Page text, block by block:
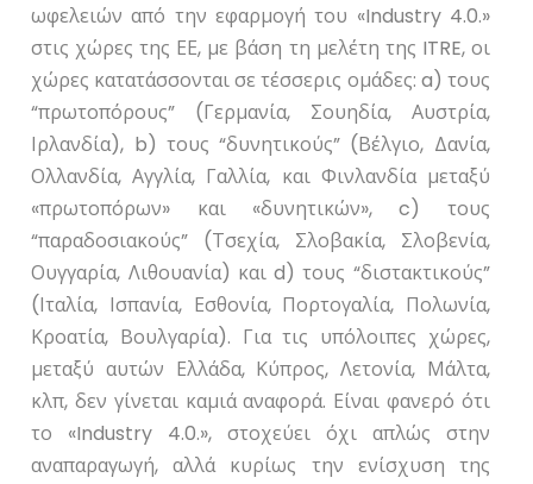
ωφελειών από την εφαρμογή του «Industry4.0.»
στις χώρες της ΕΕ, με βάση τη μελέτη της ITRE, οι
χώρες κατατάσσονται σε τέσσερις ομάδες: a) τους
“πρωτοπόρους” (Γερμανία, Σουηδία, Αυστρία,
Ιρλανδία), b) τους “δυνητικούς” (Βέλγιο, Δανία,
Ολλανδία, Αγγλία, Γαλλία, και Φινλανδία μεταξύ
«πρωτοπόρων» και «δυνητικών»,c) τους
“παραδοσιακούς” (Τσεχία, Σλοβακία, Σλοβενία,
Ουγγαρία, Λιθουανία) καιd) τους “διστακτικούς”
(Ιταλία, Ισπανία, Εσθονία, Πορτογαλία, Πολωνία,
Κροατία, Βουλγαρία). Για τις υπόλοιπες χώρες,
μεταξύ αυτών Ελλάδα, Κύπρος, Λετονία, Μάλτα,
κλπ, δεν γίνεται καμιά αναφορά. Είναι φανερό ότι
το «Industry 4.0.», στοχεύει όχι απλώς στην
αναπαραγωγή, αλλά κυρίως την ενίσχυση της